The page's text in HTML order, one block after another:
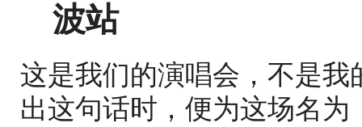
波站
这是我们的演唱会，不是
出这句话时，便为这场名为